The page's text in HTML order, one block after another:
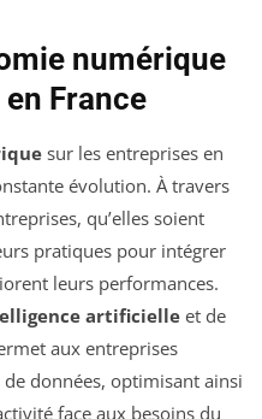
numérique
France
sur les entreprises en
évolution. À travers
qu’elles soient
pratiques pour intégrer
leurs performances.
artificielle et de
aux entreprises
de données, optimisant ainsi
face aux besoins du